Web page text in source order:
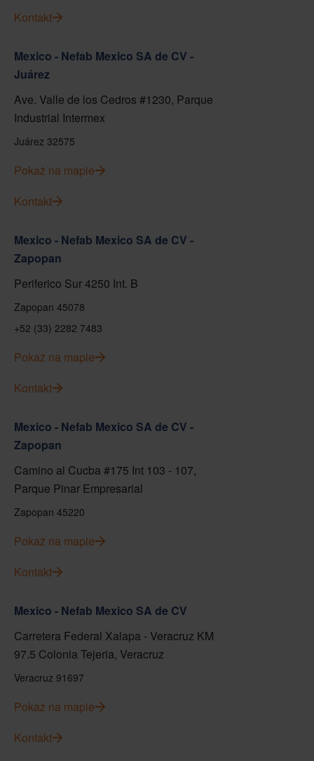
Kontakt
Mexico - Nefab Mexico SA de CV -
Juárez
Ave. Valle de los Cedros #1230, Parque
Industrial Intermex
Juárez 32575
Pokaż na mapie
Kontakt
Mexico - Nefab Mexico SA de CV -
Zapopan
Periferico Sur 4250 Int. B
Zapopan 45078
+52 (33) 2282 7483
Pokaż na mapie
Kontakt
Mexico - Nefab Mexico SA de CV -
Zapopan
Camino al Cucba #175 Int 103 - 107,
Parque Pinar Empresarial
Zapopan 45220
Pokaż na mapie
Kontakt
Mexico - Nefab Mexico SA de CV
Carretera Federal Xalapa - Veracruz KM
97.5 Colonia Tejeria, Veracruz
Veracruz 91697
Pokaż na mapie
Kontakt